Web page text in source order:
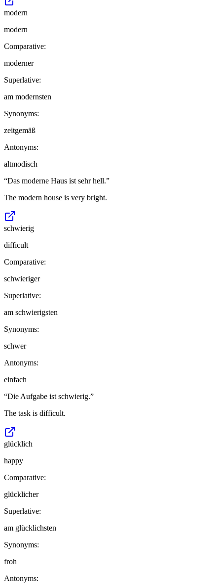
modern
modern
Comparative:
moderner
Superlative:
am modernsten
Synonyms:
zeitgemäß
Antonyms:
altmodisch
“Das moderne Haus ist sehr hell.”
The modern house is very bright.
schwierig
difficult
Comparative:
schwieriger
Superlative:
am schwierigsten
Synonyms:
schwer
Antonyms:
einfach
“Die Aufgabe ist schwierig.”
The task is difficult.
glücklich
happy
Comparative:
glücklicher
Superlative:
am glücklichsten
Synonyms:
froh
Antonyms: